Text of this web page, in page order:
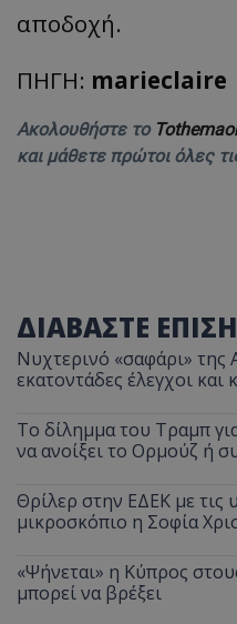
αποδοχή.
ΠΗΓΗ: marieclaire
Ακολουθήστε το
και μάθετε πρώτοι όλες
ΔΙΑΒΑΣΤΕ
Νυχτερινό «σαφάρι» της
εκατοντάδες έλεγχοι και
Το δίλημμα του Τραμπ
να ανοίξει το Ορμούζ ή
Θρίλερ στην ΕΔΕΚ με τις
μικροσκόπιο η Σοφία
«Ψήνεται» η Κύπρος
μπορεί να βρέξει